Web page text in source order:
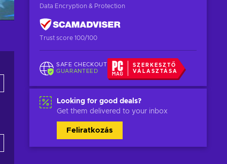
Data Encryption & Protection
Trust score 100/100
SAFE CHECKOUT
GUARANTEED
SZERKESZTŐ
VÁLASZTÁSA
Looking for good deals?
Get them delivered to your inbox
Feliratkozás